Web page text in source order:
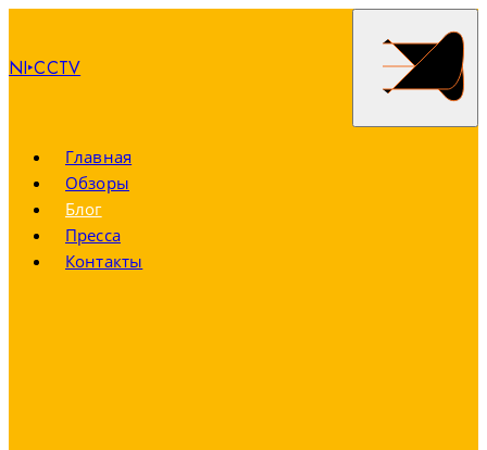
NI‣CCTV
Главная
Обзоры
Блог
Пресса
Контакты